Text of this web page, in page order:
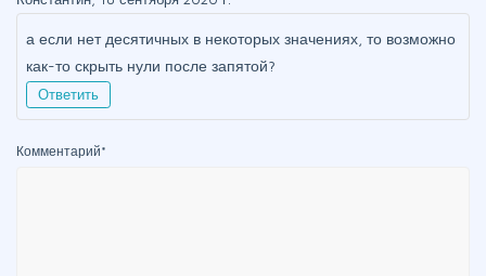
а если нет десятичных в некоторых значениях, то возможно
как-то скрыть нули после запятой?
Ответить
Комментарий*